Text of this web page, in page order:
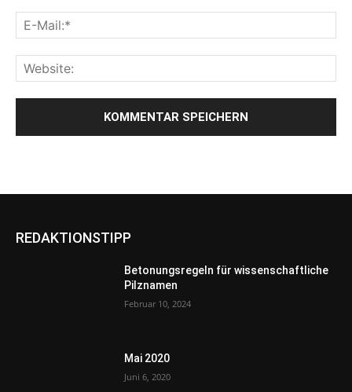
REDAKTIONSTIPP
Betonungsregeln für wissenschaftliche
Pilznamen
Februar 10, 2024
Mai 2020
Juni 6, 2020